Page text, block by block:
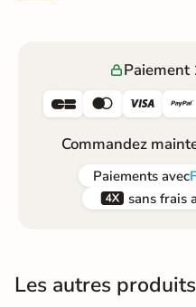
Paiement
   
Commandez
Paiements avec
 sans frais
Les autres